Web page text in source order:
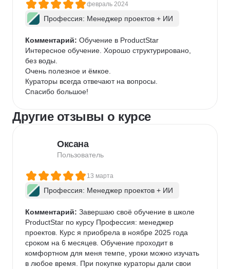
февраль 2024
Профессия: Менеджер проектов + ИИ
Комментарий: Обучение в ProductStar
Интересное обучение. Хорошо структурировано,
без воды.
Очень полезное и ёмкое.
Кураторы всегда отвечают на вопросы.
Спасибо большое!
Другие отзывы о курсе
Оксана
Пользователь
13 марта
Профессия: Менеджер проектов + ИИ
Комментарий: Завершаю своё обучение в школе
ProductStar по курсу Профессия: менеджер
проектов. Курс я приобрела в ноябре 2025 года
сроком на 6 месяцев. Обучение проходит в
комфортном для меня темпе, уроки можно изучать
в любое время. При покупке кураторы дали свои